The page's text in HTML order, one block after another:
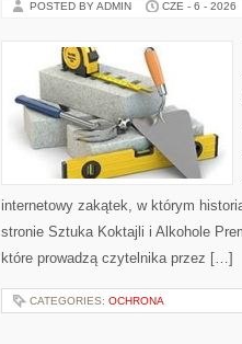
POSTED BY ADMIN CZE - 6 - 2026
internetowy zakątek, w którym
stronie Sztuka Koktajli i Alkohole
które prowadzą czytelnika przez […]
CATEGORIES: OCHRONA